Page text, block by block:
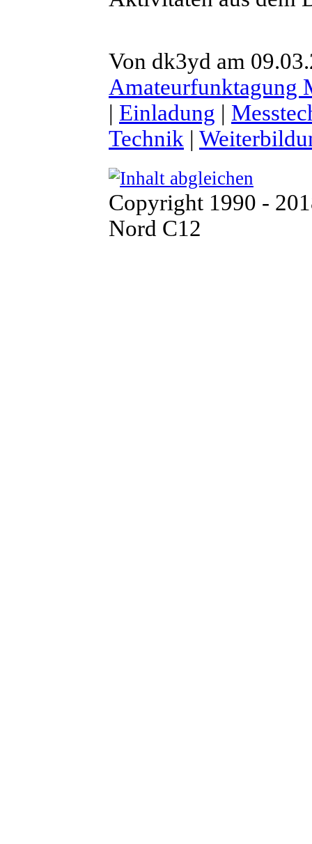
Von dk3yd am
Amateurfunktagung
| Einladung |
Technik |
Copyright 1990 -
Nord C12